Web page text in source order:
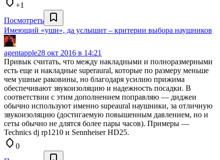
+1
Посмотреть
Имеющий «уши», да услышит – критерии выбора наушников
agentapple28 окт 2016 в 14:21
Привык считать, что между накладными и полноразмерными
есть еще и накладные superaural, которые по размеру меньше
чем ушные раковины, но благодаря усилию прижима
обеспечивают звукоизоляцию и надежность посадки. В
соответствии с этим дополнением поправляю — диджеи
обычно используют именно supeaural наушники, за отличную
звукоизоляцию (достигаемую повышенным давлением, но и
сеты обычно не длятся более пары часов). Примеры —
Technics dj rp1210 и Sennheiser HD25.
0